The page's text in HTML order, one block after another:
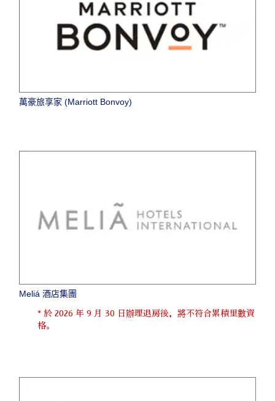
萬豪旅享家 (Marriott Bonvoy)
Meliá 酒店集團
* 於 2026 年 9 月 30 日辦理退房後，將不符合累積里數資
格。